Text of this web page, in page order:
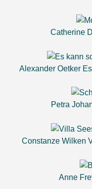
Catherine
Alexander Oetker
Petra
Constanze Wilken
Anne